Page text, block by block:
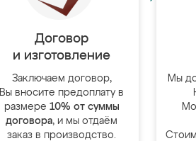
Договор
и изготовление
Заключаем договор,
Вы вносите предоплату в
размере 10% от суммы
договора, и мы отдаём
заказ в производство.
Мы